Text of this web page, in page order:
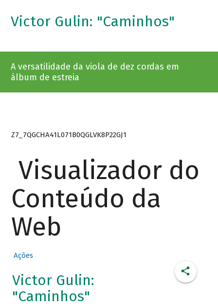
Victor Gulin: "Caminhos"
A versatilidade da viola de dez cordas em
álbum de estreia
Z7_7QGCHA41L071B0QGLVK8P22GJ1
Visualizador do
Conteúdo da
Web
Ações
Victor Gulin:
"Caminhos"